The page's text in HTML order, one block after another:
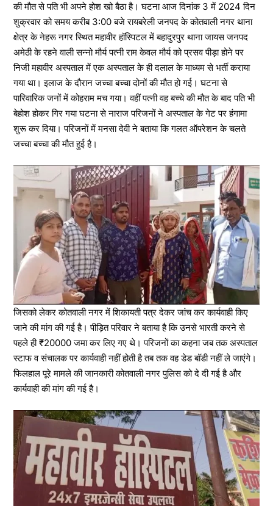
की मौत से पति भी अपने होश खो बैठा है। घटना आज दिनांक 3 में 2024 दिन
शुक्रवार को समय करीब 3:00 बजे रायबरेली जनपद के कोतवाली नगर थाना
क्षेत्र के नेहरू नगर स्थित महावीर हॉस्पिटल में बहादुरपुर थाना जायस जनपद
अमेठी के रहने वाली सन्नो मौर्य पत्नी राम केवल मौर्य को प्रसव पीड़ा होने पर
निजी महावीर अस्पताल में एक अस्पताल के ही दलाल के माध्यम से भर्ती कराया
गया था। इलाज के दौरान जच्चा बच्चा दोनों की मौत हो गई। घटना से
पारिवारिक जनों में कोहराम मच गया‌। वहीं पत्नी वह बच्चे की मौत के बाद पति भी
बेहोश होकर गिर गया घटना से नाराज परिजनों ने अस्पताल के गेट पर हंगामा
शुरू कर दिया। परिजनों में मनसा देवी ने बताया कि गलत ऑपरेशन के चलते
जच्चा बच्चा की मौत हुई है।
जिसको लेकर कोतवाली नगर में शिकायती पत्र देकर जांच कर कार्यवाही किए
जाने की मांग की गई है। पीड़ित परिवार ने बताया है कि उनसे भारती करने से
पहले ही ₹20000 जमा कर लिए गए थे। परिजनों का कहना जब तक अस्पताल
स्टाफ व संचालक पर कार्यवाही नहीं होती है तब तक वह डेड बॉडी नहीं ले जाएंगे।
फिलहाल पूरे मामले की जानकारी कोतवाली नगर पुलिस को दे दी गई है और
कार्यवाही की मांग की गई है।